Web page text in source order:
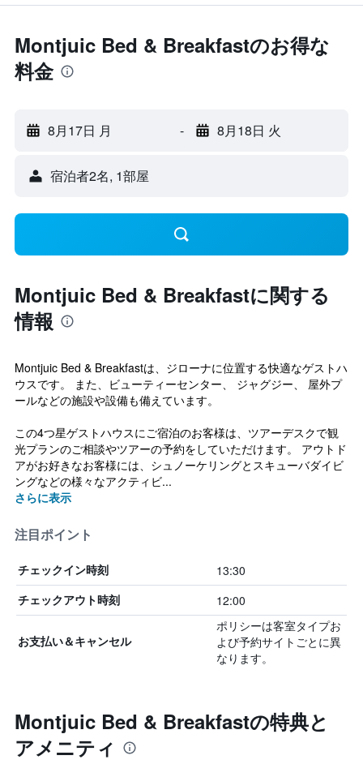
Montjuic Bed & Breakfastのお得な
料金
8月17日 月 - 8月18日 火
宿泊者2名, 1​部屋
Montjuic Bed & Breakfastに関する
情報
Montjuic Bed & Breakfastは、ジローナに位置する快適なゲストハ
ウスです。 また、ビューティーセンター、 ジャグジー、 屋外プ
ールなどの施設や設備も備えています。
この4つ星ゲストハウスにご宿泊のお客様は、ツアーデスクで観
光プランのご相談やツアーの予約をしていただけます。 アウトド
アがお好きなお客様には、シュノーケリングとスキューバダイビ
ングなどの様々なアクティビ...
さらに表示
注目ポイント
チェックイン時刻 13:30
チェックアウト時刻 12:00
お支払い＆キャンセル
ポリシーは客室タイプお
よび予約サイトごとに異
なります。
Montjuic Bed & Breakfastの特典と
アメニティ